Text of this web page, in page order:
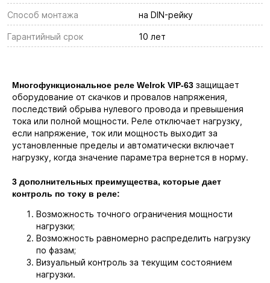
Способ монтажа на DIN-рейку
Гарантийный срок 10 лет
Многофункциональное реле Welrok VIP-63 защищает
оборудование от скачков и провалов напряжения,
последствий обрыва нулевого провода и превышения
тока или полной мощности. Реле отключает нагрузку,
если напряжение, ток или мощность выходит за
установленные пределы и автоматически включает
нагрузку, когда значение параметра вернется в норму.
3 дополнительных преимущества, которые дает
контроль по току в реле:
Возможность точного ограничения мощности
нагрузки;
Возможность равномерно распределить нагрузку
по фазам;
Визуальный контроль за текущим состоянием
нагрузки.